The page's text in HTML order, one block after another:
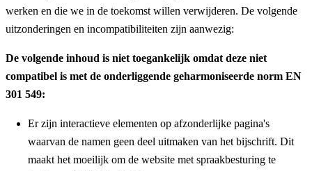
werken en die we in de toekomst willen verwijderen. De volgende
uitzonderingen en incompatibiliteiten zijn aanwezig:
De volgende inhoud is niet toegankelijk omdat deze niet
compatibel is met de onderliggende geharmoniseerde norm EN
301 549:
Er zijn interactieve elementen op afzonderlijke pagina's
waarvan de namen geen deel uitmaken van het bijschrift. Dit
maakt het moeilijk om de website met spraakbesturing te